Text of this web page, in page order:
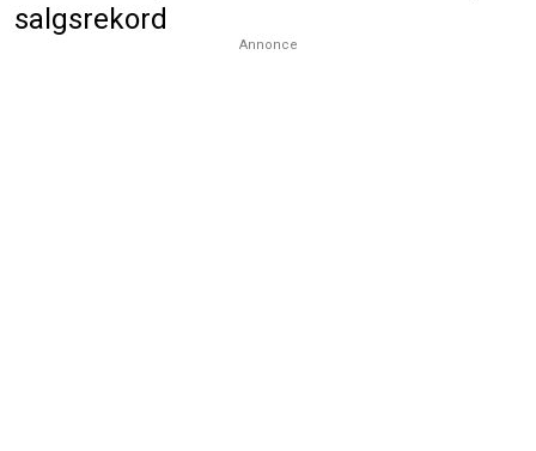
salgsrekord
Annonce